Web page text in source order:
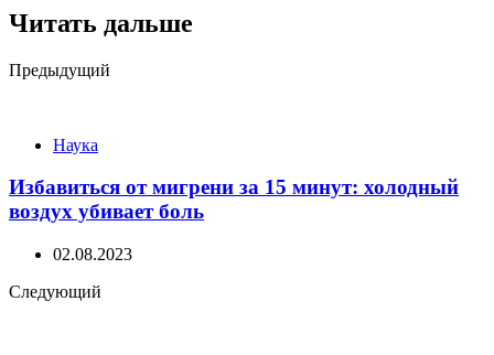
Читать дальше
Post
Предыдущий
Наука
Избавиться от мигрени за 15 минут: холодный
воздух убивает боль
02.08.2023
Следующий